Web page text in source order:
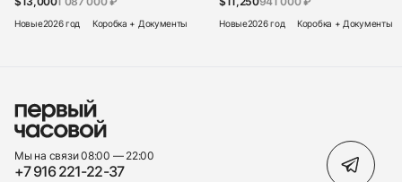
Новые2026 год Коробка + Документы Новые2026 год Коробка + Документы
Мы на связи 08:00 — 22:00
+7 916 221-22-37